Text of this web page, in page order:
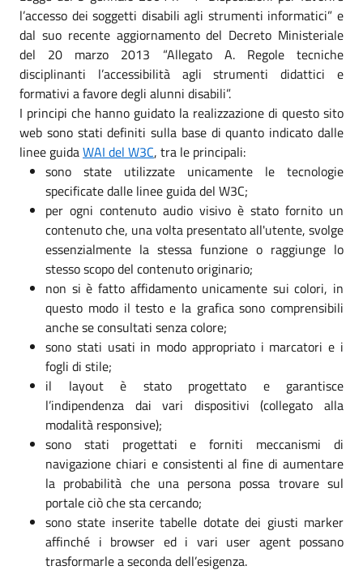
l’accesso dei soggetti disabili agli strumenti informatici” e
dal suo recente aggiornamento del Decreto Ministeriale
del 20 marzo 2013 “Allegato A. Regole tecniche
disciplinanti l’accessibilità agli strumenti didattici e
formativi a favore degli alunni disabili”.
I principi che hanno guidato la realizzazione di questo sito
web sono stati definiti sulla base di quanto indicato dalle
linee guidaWAI del W3C, tra le principali:
sono state utilizzate unicamente le tecnologie
specificate dalle linee guida del W3C;
per ogni contenuto audio visivo è stato fornito un
contenuto che, una volta presentato all'utente, svolge
essenzialmente la stessa funzione o raggiunge lo
stesso scopo del contenuto originario;
non si è fatto affidamento unicamente sui colori, in
questo modo il testo e la grafica sono comprensibili
anche se consultati senza colore;
sono stati usati in modo appropriato i marcatori e i
fogli di stile;
il layout è stato progettato e garantisce
l’indipendenza dai vari dispositivi (collegato alla
modalità responsive);
sono stati progettati e forniti meccanismi di
navigazione chiari e consistenti al fine di aumentare
la probabilità che una persona possa trovare sul
portale ciò che sta cercando;
sono state inserite tabelle dotate dei giusti marker
affinché i browser ed i vari user agent possano
trasformarle a seconda dell’esigenza.